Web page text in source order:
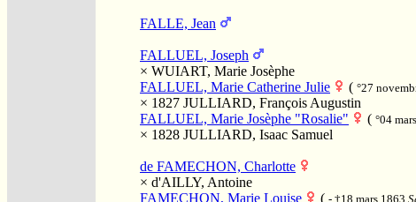
FALLE, Jean
FALLUEL, Joseph
× WUIART, Marie Josèphe
FALLUEL, Marie Catherine Julie
( °27
× 1827 JULLIARD, François Augustin
FALLUEL, Marie Josèphe "Rosalie"
( °04
× 1828 JULLIARD, Isaac Samuel
de FAMECHON, Charlotte
× d'AILLY, Antoine
FAMECHON, Marie Louise
( - †18 mars 1863